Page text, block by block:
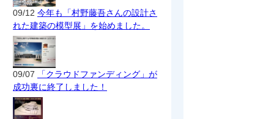
09/12 今年も「村野藤吾さんの設計さ
れた建築の模型展」を始めました。
09/07
「クラウドファンディング」が
成功裏に終了しました！